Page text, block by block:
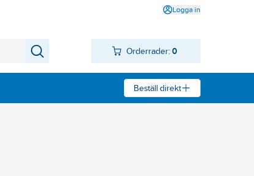
Logga in
Orderrader: 0
Beställ direkt